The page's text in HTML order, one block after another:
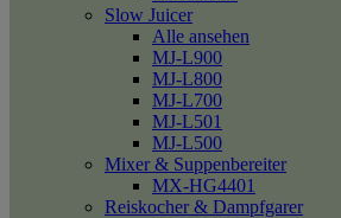
Slow Juicer
Alle ansehen
MJ-L900
MJ-L800
MJ-L700
MJ-L501
MJ-L500
Mixer & Suppenbereiter
MX-HG4401
Reiskocher & Dampfgarer